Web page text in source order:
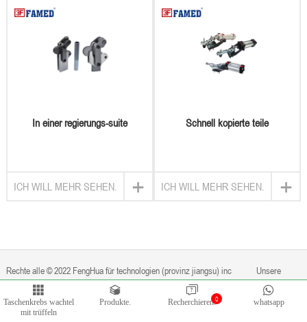
In einer regierungs-suite
+
ICH WILL MEHR SEHEN.
Schnell kopierte teile
+
ICH WILL MEHR SEHEN.
Rechte alle © 2022 FengHua für technologien (provinz jiangsu) inc Unsere
privateigentum ist privat.
Taschenkrebs wachtel
mit trüffeln
Produkte. 0
Recherchieren. whatsapp